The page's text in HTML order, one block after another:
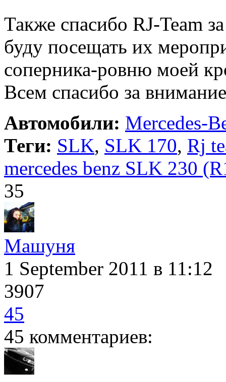
Также спасибо RJ-Team
буду посещать их
соперника-ровню моей
Всем спасибо за
Автомобили: Mercedes-
Теги: SLK, SLK 170, Rj
mercedes benz SLK 230
35
Машуня
1 September 2011 в 11:12
3907
45
45 комментариев: